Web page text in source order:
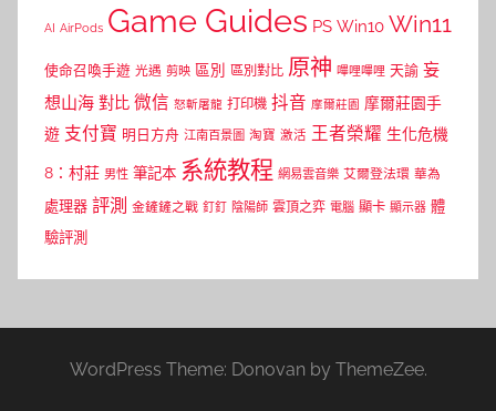
AI AirPods Game Guides PS Win10 Win11
使命召喚手遊 光遇 剪映 區別 區別對比 原神 嗶哩嗶哩 天諭 妄
想山海 對比 微信 怒斬屠龍 打印機 抖音 摩爾莊園 摩爾莊園手
遊 支付寶 明日方舟 江南百景圖 淘寶 激活 王者榮耀 生化危機
8：村莊 男性 筆記本 系統教程 網易雲音樂 艾爾登法環 華為
處理器 評測 金鏟鏟之戰 釘釘 陰陽師 雲頂之弈 電腦 顯卡 顯示器 體
驗評測
WordPress Theme: Donovan by ThemeZee.